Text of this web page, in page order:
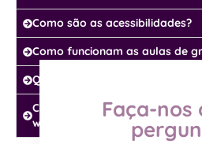
Como são as acessibilidades?
Como funcionam as aulas de
Quais as formas de pagamento
Como fazer para solicitar uma
workshop?
Faça-nos